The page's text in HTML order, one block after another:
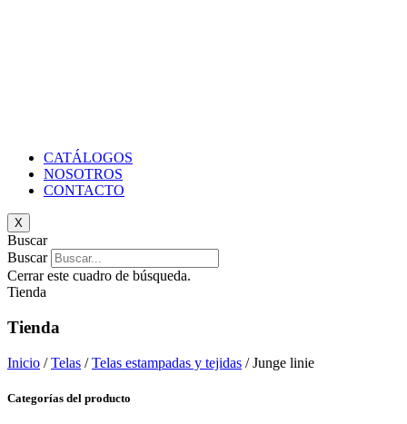
CATÁLOGOS
NOSOTROS
CONTACTO
X
Buscar
Buscar
Cerrar este cuadro de búsqueda.
Tienda
Tienda
Inicio /Telas /Telas estampadas y tejidas / Junge linie
Categorías del producto